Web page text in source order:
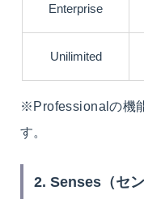
Enterprise
Unilimited
※Professionalの機
す。
2. Senses（セン